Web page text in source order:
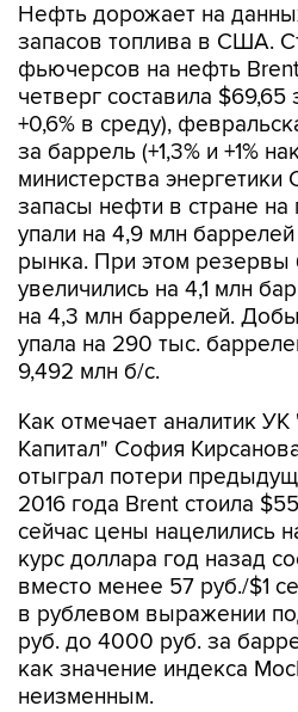
Нефть дорожает на
запасов топлива в США.
фьючерсов на нефть
четверг составила $69,65
+0,6% в среду),
за баррель (+1,3% и +1%
министерства
запасы нефти в стране
упали на 4,9 млн
рынка. При этом резервы
увеличились на 4,1 млн
на 4,3 млн баррелей.
упала на 290 тыс.
9,492 млн б/с.
Как отмечает аналитик
Капитал" София
отыграл потери
2016 года Brent стоила
сейчас цены нацелились
курс доллара год назад
вместо менее 57 руб./$1
в рублевом выражении
руб. до 4000 руб. за
как значение индекса
неизменным.